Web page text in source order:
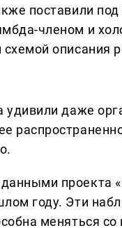
поставили
членом и
описания
даже
проекта
году. Эти
меняться